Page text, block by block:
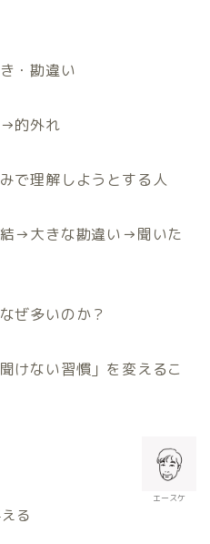
・勘違い
→的外れ
で理解しようとする人
→大きな勘違い →聞いた
ぜ多いのか？
けない習慣」を変えるこ
エースケ
る